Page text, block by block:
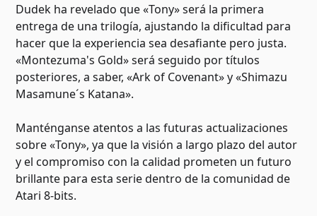
Dudek ha revelado que «Tony» será la primera
entrega de una trilogía, ajustando la dificultad para
hacer que la experiencia sea desafiante pero justa.
«Montezuma's Gold» será seguido por títulos
posteriores, a saber, «Ark of Covenant» y «Shimazu
Masamune´s Katana».
Manténganse atentos a las futuras actualizaciones
sobre «Tony», ya que la visión a largo plazo del autor
y el compromiso con la calidad prometen un futuro
brillante para esta serie dentro de la comunidad de
Atari 8-bits.